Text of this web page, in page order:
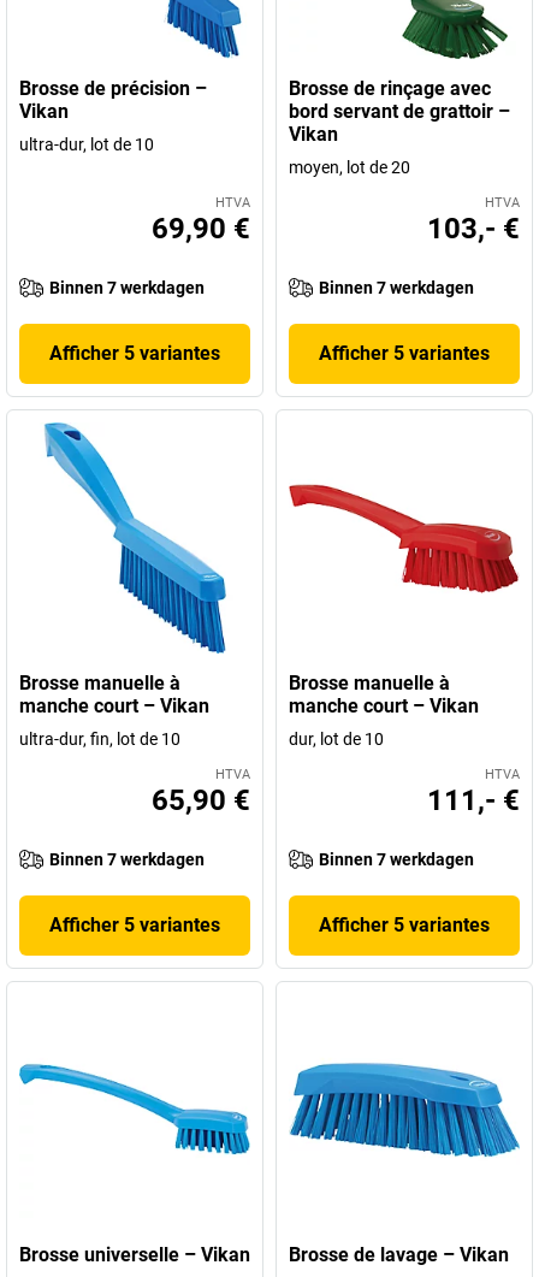
Brosse de précision –
Vikan
ultra-dur, lot de 10
HTVA
69,90 €
Binnen 7 werkdagen
Afficher 5 variantes
Brosse de rinçage avec
bord servant de grattoir –
Vikan
moyen, lot de 20
HTVA
103,- €
Binnen 7 werkdagen
Afficher 5 variantes
Brosse manuelle à
manche court – Vikan
ultra-dur, fin, lot de 10
HTVA
65,90 €
Binnen 7 werkdagen
Afficher 5 variantes
Brosse manuelle à
manche court – Vikan
dur, lot de 10
HTVA
111,- €
Binnen 7 werkdagen
Afficher 5 variantes
Brosse universelle – Vikan Brosse de lavage – Vikan